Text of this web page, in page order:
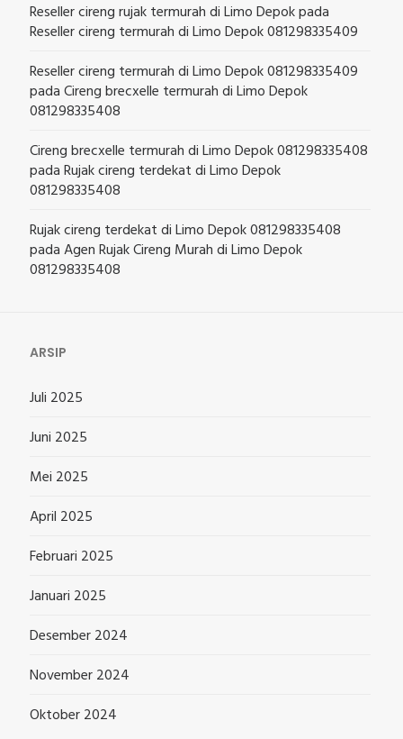
Reseller cireng rujak termurah di Limo Depokpada
Reseller cireng termurah di Limo Depok 081298335409
Reseller cireng termurah di Limo Depok 081298335409
padaCireng brecxelle termurah di Limo Depok
081298335408
Cireng brecxelle termurah di Limo Depok 081298335408
padaRujak cireng terdekat di Limo Depok
081298335408
Rujak cireng terdekat di Limo Depok 081298335408
padaAgen Rujak Cireng Murah di Limo Depok
081298335408
ARSIP
Juli 2025
Juni 2025
Mei 2025
April 2025
Februari 2025
Januari 2025
Desember 2024
November 2024
Oktober 2024